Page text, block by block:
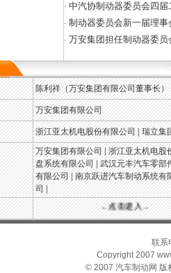
· 中汽协制动器委员会四
· 制动器委员会新一届理
· 万安集团担任制动器委员
陈利祥（万安集团有限公司董事长）
万安集团有限公司
浙江亚太机电股份有限公司|瑞立集
万安集团有限公司|浙江亚太机电股
盘系统有限公司|武汉元丰汽车零部
有限公司|南京跃进汽车制动系统有
司|
←点击进入→
联系
Copyright 2007
© 2007 汽车制动网 版